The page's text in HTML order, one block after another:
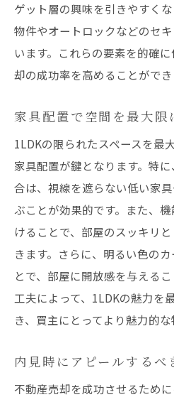
ゲット層の興味を引きやすく
物件やオートロックなどのセ
います。これらの要素を的確
却の成功率を高めることができ
家具配置で空間を最大限
1LDKの限られたスペースを最
家具配置が鍵となります。特
合は、視線を遮らない低い家
ぶことが効果的です。また、
けることで、部屋のスッキリ
きます。さらに、明るい色の
とで、部屋に開放感を与える
工夫によって、1LDKの魅力を
き、買主にとってより魅力的な
内見時にアピールするべ
不動産売却を成功させるため